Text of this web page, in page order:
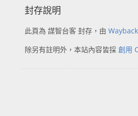
封存說明
此頁為 謀智台客 封存，由
除另有註明外，本站內容皆採 創用